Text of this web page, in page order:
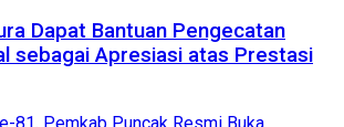
Dapat Bantuan Pengecatan
sebagai Apresiasi atas Prestasi